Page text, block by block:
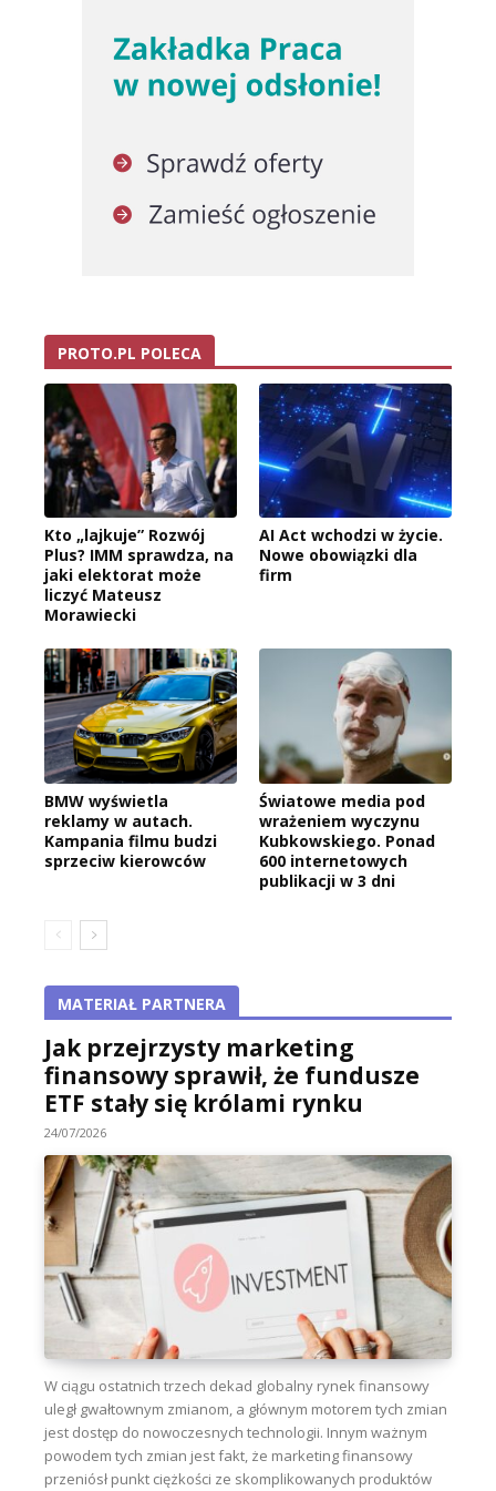
PROTO.PL POLECA
Kto „lajkuje” Rozwój
Plus? IMM sprawdza, na
jaki elektorat może
liczyć Mateusz
Morawiecki
AI Act wchodzi w życie.
Nowe obowiązki dla
firm
BMW wyświetla
reklamy w autach.
Kampania filmu budzi
sprzeciw kierowców
Światowe media pod
wrażeniem wyczynu
Kubkowskiego. Ponad
600 internetowych
publikacji w 3 dni
MATERIAŁ PARTNERA
Jak przejrzysty marketing
finansowy sprawił, że fundusze
ETF stały się królami rynku
24/07/2026
W ciągu ostatnich trzech dekad globalny rynek finansowy
uległ gwałtownym zmianom, a głównym motorem tych zmian
jest dostęp do nowoczesnych technologii. Innym ważnym
powodem tych zmian jest fakt, że marketing finansowy
przeniósł punkt ciężkości ze skomplikowanych produktów